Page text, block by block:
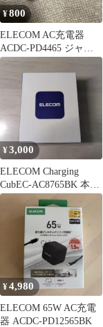
¥800
ELECOM AC充電器
ACDC-PD4465 ジャン
ク品
¥3,000
ELECOM Charging
CubEC-AC8765BK 本体
2mコード付
¥4,980
ELECOM 65W AC充電
器 ACDC-PD12565BK